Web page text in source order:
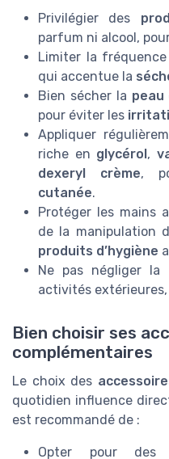
Privilégier des
parfum ni alcool,
Limiter la fréquence
qui accentue la
Bien sécher la peau
pour éviter les
Appliquer
riche en glycérol,
dexeryl crème,
cutanée.
Protéger les mains
de la manipulation
produits d’hygiène
Ne pas négliger la
activités
Bien choisir ses
complémentaires
Le choix des
quotidien influence
est recommandé de :
Opter pour des